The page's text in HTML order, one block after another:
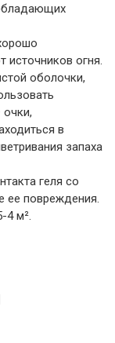
источников огня.
оболочки,
в
запаха
геля со
ее повреждения.
4 м².